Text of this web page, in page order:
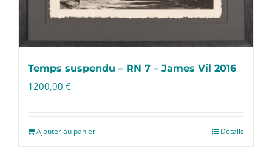
Temps suspendu – RN 7 – James Vil 2016
1200,00 €
Ajouter au panier Détails